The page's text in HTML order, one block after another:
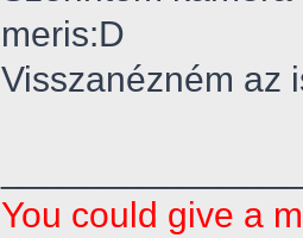
meris:D
Visszanézném az
You could give a